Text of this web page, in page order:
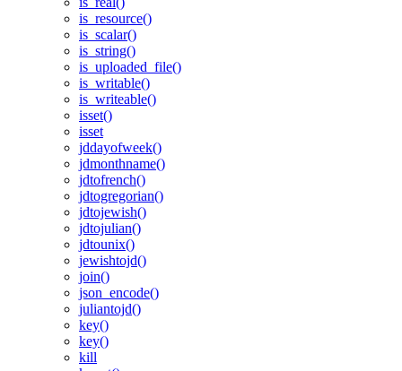
is_resource()
is_scalar()
is_string()
is_uploaded_file()
is_writable()
is_writeable()
isset()
isset
jddayofweek()
jdmonthname()
jdtofrench()
jdtogregorian()
jdtojewish()
jdtojulian()
jdtounix()
jewishtojd()
join()
json_encode()
juliantojd()
key()
key()
kill